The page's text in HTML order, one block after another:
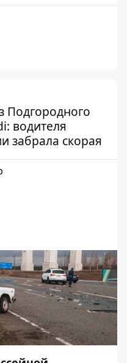
Подгородного
водителя
забрала скорая